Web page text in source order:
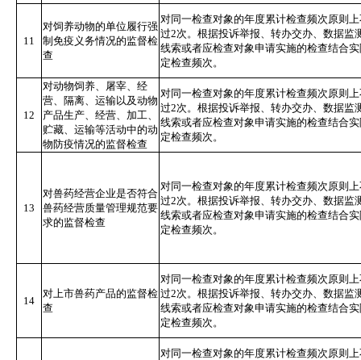
11
对饲养动物的单位履行强
制免疫义务情况的监督检
查
对同一检查对象的年度累计检查频次原则
过2次。根据投诉举报、转办交办、数据监
线索或者应检查对象申请实施的检查结合
定检查频次。
12
对动物饲养、屠宰、经
营、隔离、运输以及动物
产品生产、经营、加工、
贮藏、运输等活动中的动
物防疫情况的监督检查
对同一检查对象的年度累计检查频次原则
过2次。根据投诉举报、转办交办、数据监
线索或者应检查对象申请实施的检查结合
定检查频次。
13
对兽药经营企业是否符合
兽药经营质量管理规范要
求的监督检查
对同一检查对象的年度累计检查频次原则
过2次。根据投诉举报、转办交办、数据监
线索或者应检查对象申请实施的检查结合
定检查频次。
14
对上市兽药产品的监督检
查
对同一检查对象的年度累计检查频次原则
过2次。根据投诉举报、转办交办、数据监
线索或者应检查对象申请实施的检查结合
定检查频次。
对同一检查对象的年度累计检查频次原则